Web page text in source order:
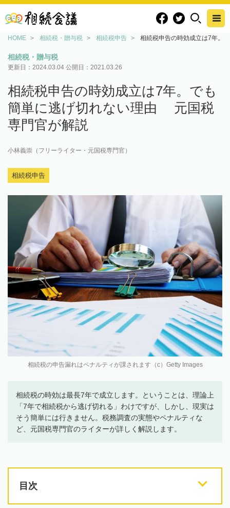
HOME 相続税・贈与税 相続税申告 相続税申告の時効成立は7年。
相続税・贈与税
更新日： 2024.03.04 公開日： 2021.03.26
相続税申告の時効成立は7年。でも
簡単に逃げ切れない理由 元国税
専門官が解説
小林義崇（フリーライター・元国税専門官）
相続税申告
相続税の申告漏れはペナルティが課されます（c）Getty Images
相続税の時効は最長7年で成立します。ということは、理論上
「7年で相続税から逃げ切れる」わけですが、しかし、現実は
そう簡単には行きません。税務調査の実態やペナルティな
ど、元国税専門官のライターが詳しく解説します。
目次